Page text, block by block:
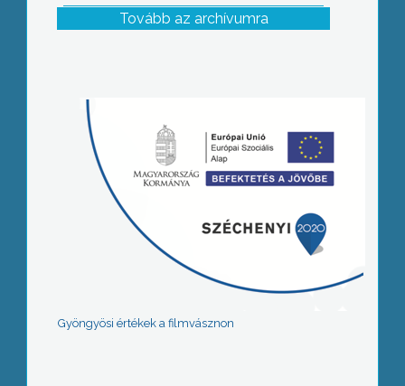
Tovább az archívumra
Gyöngyösi értékek a filmvásznon